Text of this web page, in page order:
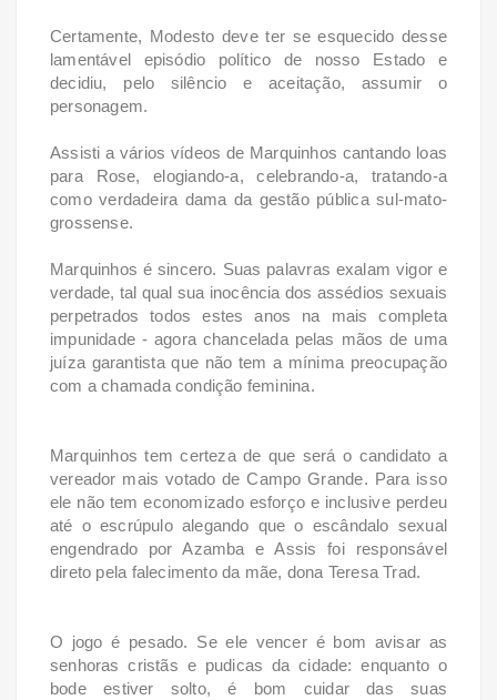
Certamente, Modesto deve ter se esquecido desse
lamentável episódio político de nosso Estado e
decidiu, pelo silêncio e aceitação, assumir o
personagem.
Assisti a vários vídeos de Marquinhos cantando loas
para Rose, elogiando-a, celebrando-a, tratando-a
como verdadeira dama da gestão pública sul-mato-
grossense.
Marquinhos é sincero. Suas palavras exalam vigor e
verdade, tal qual sua inocência dos assédios sexuais
perpetrados todos estes anos na mais completa
impunidade - agora chancelada pelas mãos de uma
juíza garantista que não tem a mínima preocupação
com a chamada condição feminina.
Marquinhos tem certeza de que será o candidato a
vereador mais votado de Campo Grande. Para isso
ele não tem economizado esforço e inclusive perdeu
até o escrúpulo alegando que o escândalo sexual
engendrado por Azamba e Assis foi responsável
direto pela falecimento da mãe, dona Teresa Trad.
O jogo é pesado. Se ele vencer é bom avisar as
senhoras cristãs e pudicas da cidade: enquanto o
bode estiver solto, é bom cuidar das suas